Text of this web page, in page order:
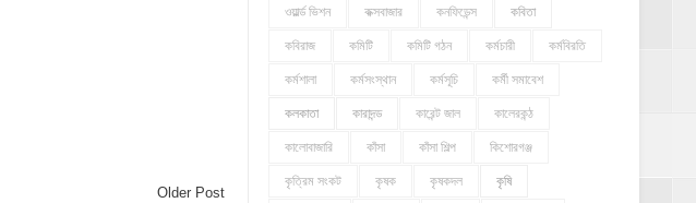
Older Post
ওয়ার্ল্ড ভিশন কক্সবাজার কনফিডেন্স কবিতা
কবিরাজ কমিটি কমিটি গঠন কর্মচারী কর্মবিরতি
কর্মশালা কর্মসংস্থান কর্মসূচি কর্মী সমাবেশ
কলকাতা কারাদন্ড কারেন্ট জাল কালেরকন্ঠ
কালোবাজারি কাঁসা কাঁসা শিল্প কিশোরগঞ্জ
কৃত্রিম সংকট কৃষক কৃষকদল কৃষি